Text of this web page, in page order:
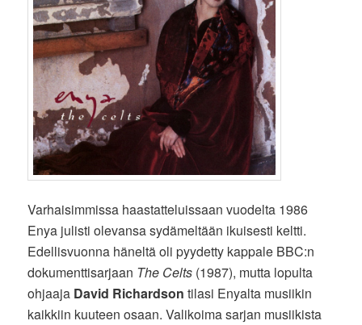
Varhaisimmissa haastatteluissaan vuodelta 1986
Enya julisti olevansa sydämeltään ikuisesti keltti.
Edellisvuonna häneltä oli pyydetty kappale BBC:n
dokumenttisarjaan The Celts (1987), mutta lopulta
ohjaaja David Richardson tilasi Enyalta musiikin
kaikkiin kuuteen osaan. Valikoima sarjan musiikista